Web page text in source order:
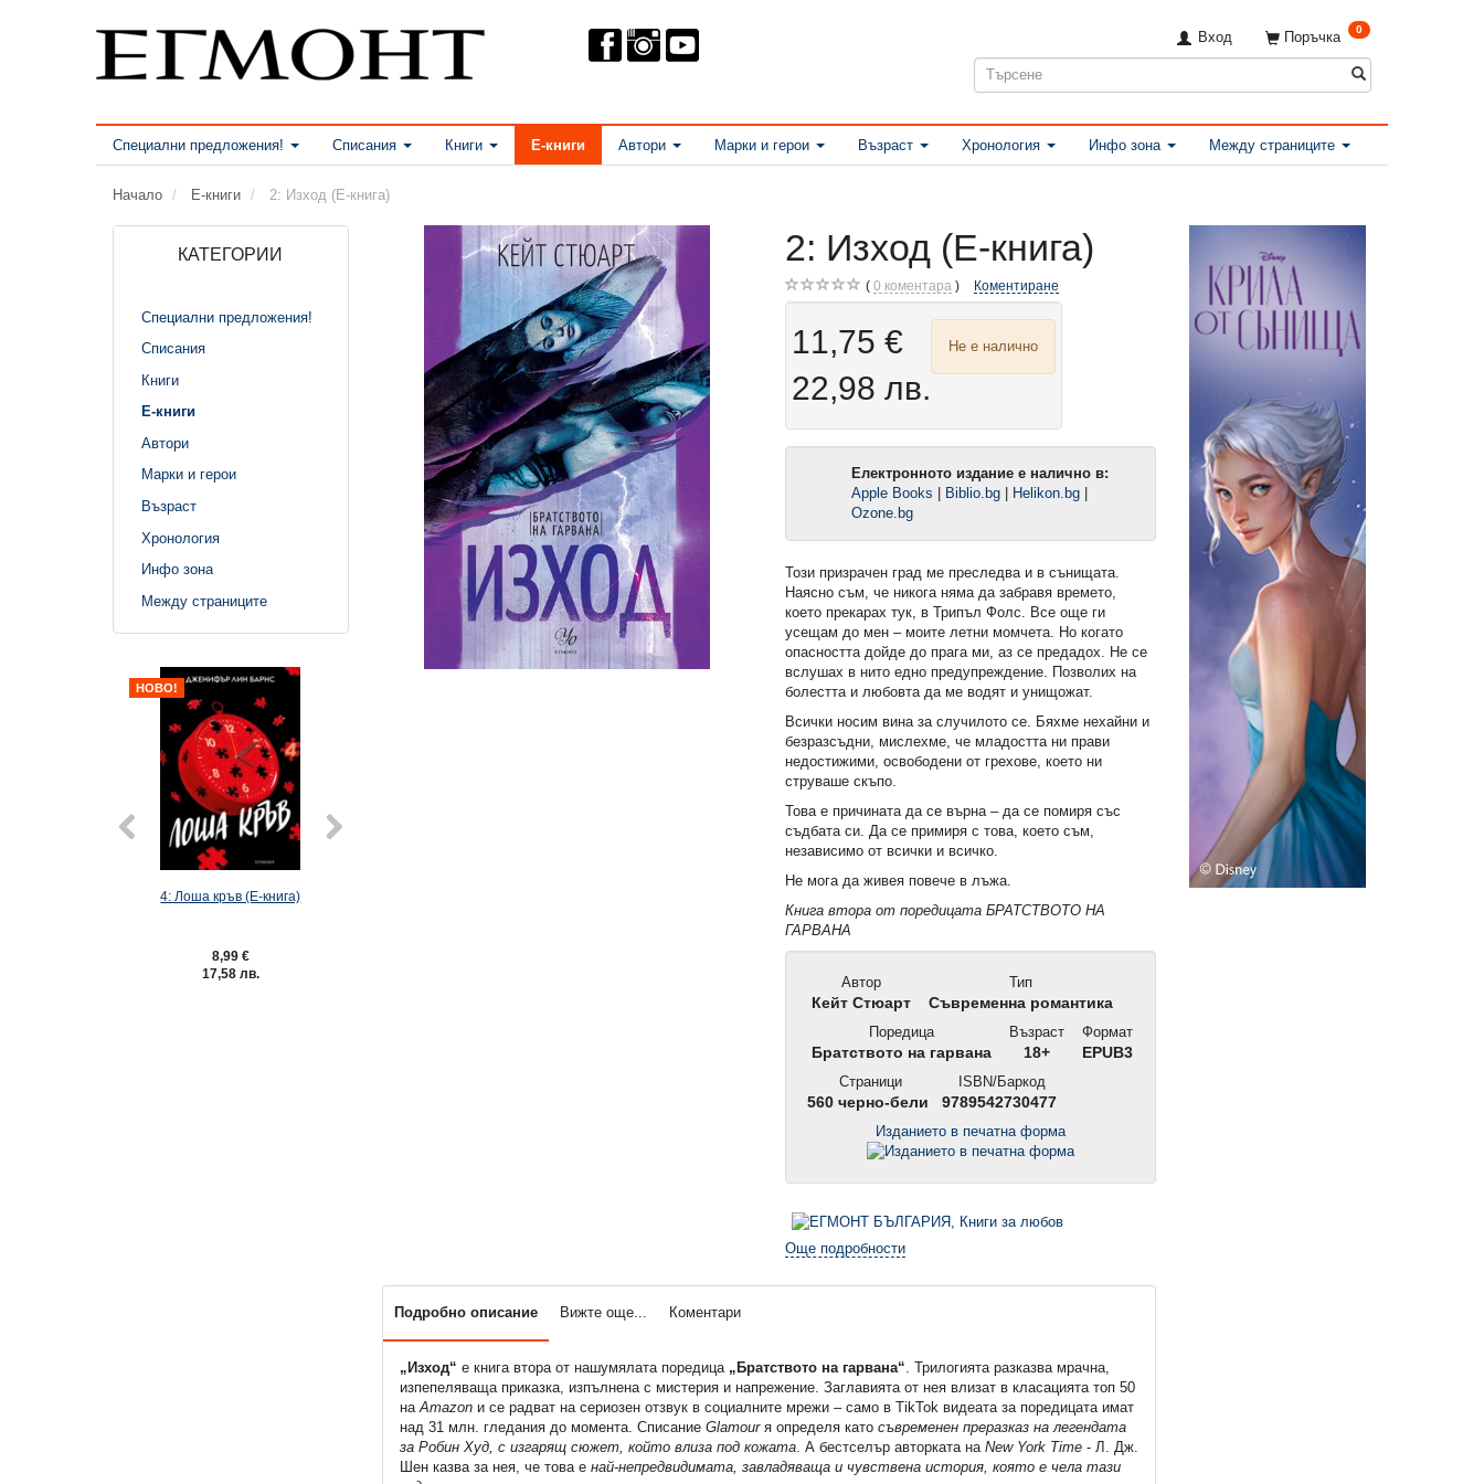
Поръчка 0
Вход
Специални предложения! Списания Книги Е-книги Автори Марки и герои Възраст Хронология Инфо зона Между страниците
Начало Е-книги 2: Изход (Е-книга)
КАТЕГОРИИ
Специални предложения!
Списания
Книги
Е-книги
Автори
Марки и герои
Възраст
Хронология
Инфо зона
Между страниците
НОВО!
4: Лоша кръв (Е-книга)
8,99 €
17,58 лв.
12,49 €
експлоатация на мъжа, пълен
6,99 €
2: Изход (Е-книга)
0 коментара Коментиране
11,75 €
22,98 лв.
Не е налично
Електронното издание е налично в:
Apple Books | Biblio.bg | Helikon.bg |
Ozone.bg
Този призрачен град ме преследва и в сънищата.
Наясно съм, че никога няма да забравя времето,
което прекарах тук, в Трипъл Фолс. Все още ги
усещам до мен – моите летни момчета. Но когато
опасността дойде до прага ми, аз се предадох. Не се
вслушах в нито едно предупреждение. Позволих на
болестта и любовта да ме водят и унищожат.
Всички носим вина за случилото се. Бяхме нехайни и
безразсъдни, мислехме, че младостта ни прави
недостижими, освободени от грехове, което ни
струваше скъпо.
Това е причината да се върна – да се помиря със
съдбата си. Да се примиря с това, което съм,
независимо от всички и всичко.
Не мога да живея повече в лъжа.
Книга втора от поредицата БРАТСТВОТО НА
ГАРВАНА
Автор
Кейт Стюарт
Тип
Съвременна романтика
Поредица
Братството на гарвана
Възраст
18+
Формат
EPUB3
Страници
560 черно-бели
ISBN/Баркод
9789542730477
Изданието в печатна форма
Още подробности
Подробно описание Вижте още... Коментари
„Изход“ е книга втора от нашумялата поредица „Братството на гарвана“. Трилогията разказва мрачна,
изпепеляваща приказка, изпълнена с мистерия и напрежение. Заглавията от нея влизат в класацията топ 50
наAmazonи се радват на сериозен отзвук в социалните мрежи – само в TikTok видеата за поредицата имат
над 31 млн. гледания до момента. Списание Glamourя определя като съвременен преразказ на легендата
за Робин Худ, с изгарящ сюжет, който влиза под кожата. А бестселър авторката на New York Time- Л. Дж.
Шен казва за нея, че това е най-непредвидимата, завладяваща и чувствена история, която е чела тази